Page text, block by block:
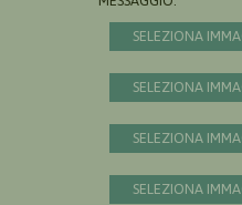
SELEZIONA
SELEZIONA
SELEZIONA
SELEZIONA